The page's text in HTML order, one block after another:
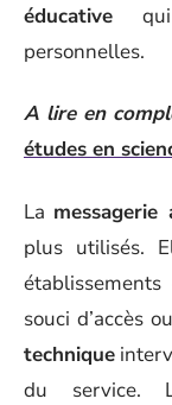
éducative qui
personnelles.
A lire en
études en
La messagerie
plus utilisés.
souci d’accès
technique
du service.